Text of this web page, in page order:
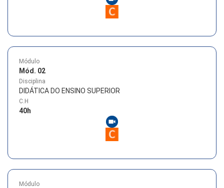
Módulo
Mód. 02
Disciplina
DIDÁTICA DO ENSINO SUPERIOR
C.H
40h
Módulo